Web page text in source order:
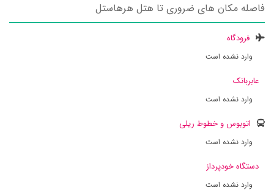
فاصله مکان های ضروری تا هتل هرهاستل
فرودگاه
وارد نشده است
عابربانک
وارد نشده است
اتوبوس و خطوط ریلی
وارد نشده است
دستگاه خودپرداز
وارد نشده است